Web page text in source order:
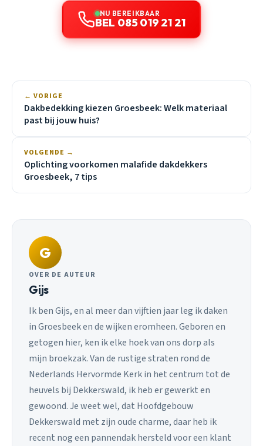
NU BEREIKBAAR
BEL 085 019 21 21
← VORIGE
Dakbedekking kiezen Groesbeek: Welk materiaal
past bij jouw huis?
VOLGENDE →
Oplichting voorkomen malafide dakdekkers
Groesbeek, 7 tips
G
OVER DE AUTEUR
Gijs
Ik ben Gijs, en al meer dan vijftien jaar leg ik daken
in Groesbeek en de wijken eromheen. Geboren en
getogen hier, ken ik elke hoek van ons dorp als
mijn broekzak. Van de rustige straten rond de
Nederlands Hervormde Kerk in het centrum tot de
heuvels bij Dekkerswald, ik heb er gewerkt en
gewoond. Je weet wel, dat Hoofdgebouw
Dekkerswald met zijn oude charme, daar heb ik
recent nog een pannendak hersteld voor een klant